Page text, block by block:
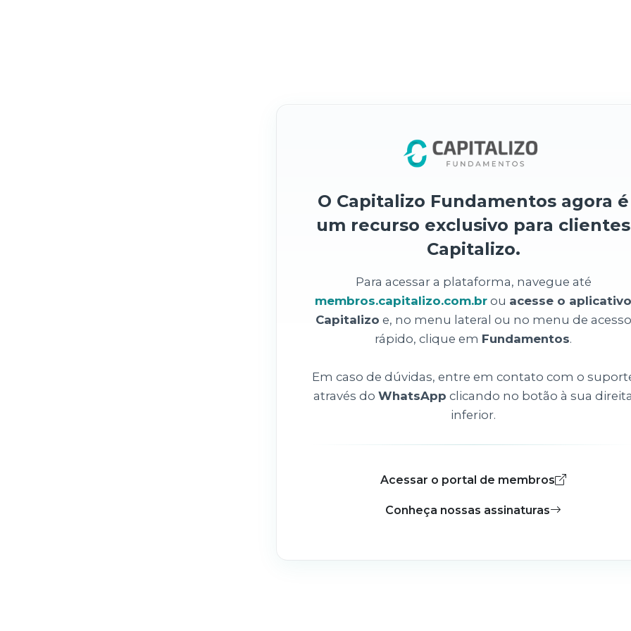
O Capitalizo Fundamentos agora é
um recurso exclusivo para clientes
Capitalizo.
Para acessar a plataforma, navegue até
membros.capitalizo.com.br ou acesse o aplicativo
Capitalizo e, no menu lateral ou no menu de acesso
rápido, clique em Fundamentos.
Em caso de dúvidas, entre em contato com o
através do WhatsApp clicando no botão à sua
inferior.
Acessar o portal de membros
Conheça nossas assinaturas